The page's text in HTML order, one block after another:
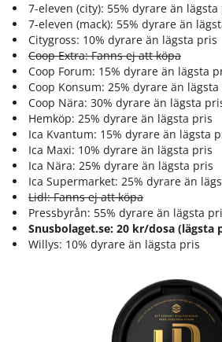
7-eleven (city): 55% dyrare än lägsta
7-eleven (mack): 55% dyrare än
Citygross: 10% dyrare än lägsta pris
Coop Extra: Fanns ej att köpa
Coop Forum: 15% dyrare än lägsta
Coop Konsum: 25% dyrare än
Coop Nära: 30% dyrare än lägsta
Hemköp: 25% dyrare än lägsta pris
Ica Kvantum: 15% dyrare än lägsta
Ica Maxi: 10% dyrare än lägsta pris
Ica Nära: 25% dyrare än lägsta pris
Ica Supermarket: 25% dyrare än
Lidl: Fanns ej att köpa
Pressbyrån: 55% dyrare än lägsta
Snusbolaget.se: 20 kr/dosa (lägsta
Willys: 10% dyrare än lägsta pris